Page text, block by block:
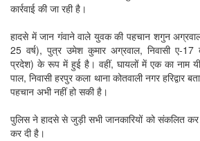
कार्रवाई की जा रही है।
हादसे में जान गंवाने वाले युवक की पहचान शगुन अग्रवाल
25 वर्ष), पुत्र उमेश कुमार अग्रवाल, निवासी ए-
प्रदेश) के रूप में हुई है। वहीं, घायलों में एक का नाम
पाल, निवासी हरपुर कला थाना कोतवाली नगर हरिद्वार
पहचान अभी नहीं हो सकी है।
पुलिस ने हादसे से जुड़ी सभी जानकारियों को संकलित
कर दी है।